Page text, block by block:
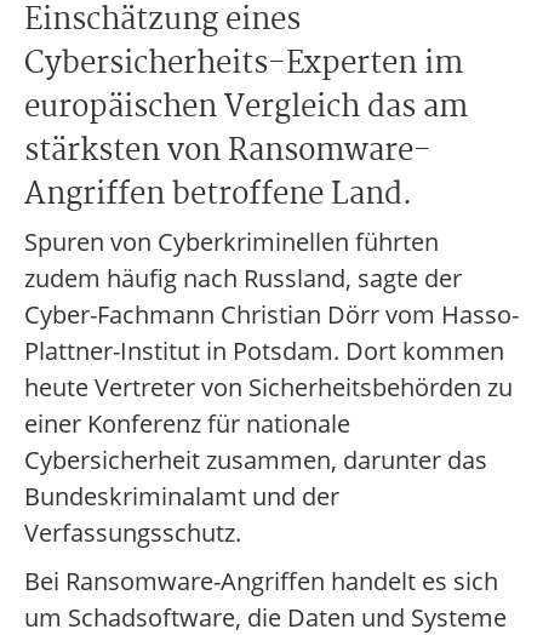
Einschätzung eines
Cybersicherheits-Experten im
europäischen Vergleich das am
stärksten von Ransomware-
Angriffen betroffene Land.
Spuren von Cyberkriminellen führten
zudem häufig nach Russland, sagte der
Cyber-Fachmann Christian Dörr vom Hasso-
Plattner-Institut in Potsdam. Dort kommen
heute Vertreter von Sicherheitsbehörden zu
einer Konferenz für nationale
Cybersicherheit zusammen, darunter das
Bundeskriminalamt und der
Verfassungsschutz.
Bei Ransomware-Angriffen handelt es sich
um Schadsoftware, die Daten und Systeme